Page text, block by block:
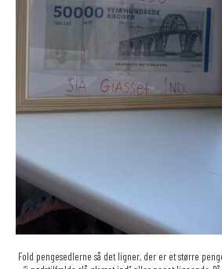
Fold pengesedlerne så det ligner, der er et større